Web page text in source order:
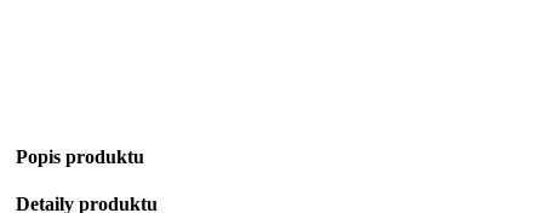
Popis produktu
Detaily produktu